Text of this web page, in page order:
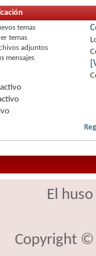
temas
temas
adjuntos
mensajes
El
Copyright ©